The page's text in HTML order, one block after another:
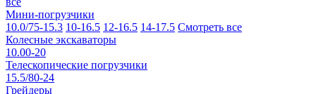
Мини-погрузчики
10.0/75-15.3 10-16.5 12-16.5 14-17.5 Смотреть все
Колесные экскаваторы
10.00-20
Телескопические погрузчики
15.5/80-24
Грейдеры